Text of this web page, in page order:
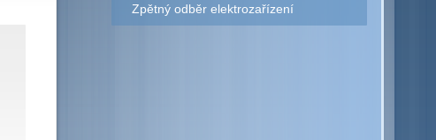
Zpětný odběr elektrozařízení